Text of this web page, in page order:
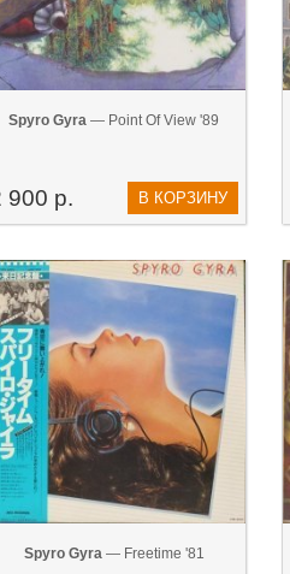
Spyro Gyra — Point Of View '89
900 р. В КОРЗИНУ
Spyro Gyra— Freetime '81